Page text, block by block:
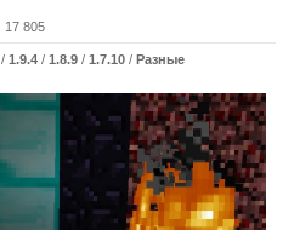
17 805
/ 1.9.4 / 1.8.9 / 1.7.10 / Разные